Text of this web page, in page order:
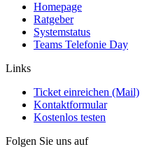
Homepage
Ratgeber
Systemstatus
Teams Telefonie Day
Links
Ticket einreichen (Mail)
Kontaktformular
Kostenlos testen
Folgen Sie uns auf